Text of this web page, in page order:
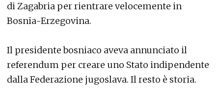
di Zagabria per rientrare velocemente in
Bosnia-Erzegovina.
Il presidente bosniaco aveva annunciato il
referendum per creare uno Stato indipendente
dalla Federazione jugoslava. Il resto è storia.